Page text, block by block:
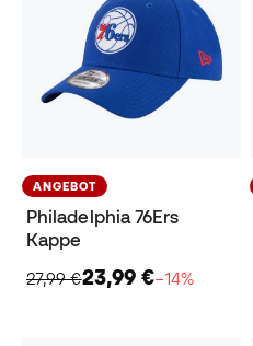
ANGEBOT
Philadelphia 76Ers
Kappe
27,99 €23,99 €−14%